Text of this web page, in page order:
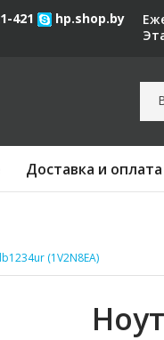
421 hp.shop.by
Доставка и оплата
(1V2N8EA)